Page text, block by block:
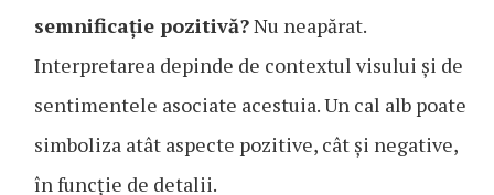
semnificație pozitivă?Nu neapărat.
Interpretarea depinde de contextul visului și de
sentimentele asociate acestuia. Un cal alb poate
simboliza atât aspecte pozitive, cât și negative,
în funcție de detalii.